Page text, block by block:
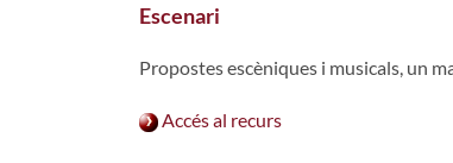
Escenari
Propostes escèniques i musicals, un
Accés al recurs